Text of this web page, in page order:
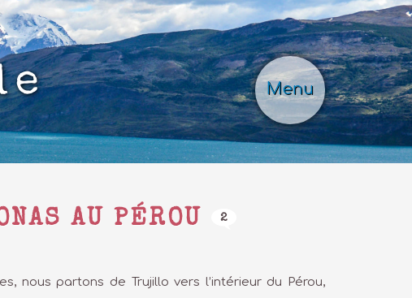
Menu
AU PÉROU 2
nous partons de Trujillo vers l’intérieur du Pérou,